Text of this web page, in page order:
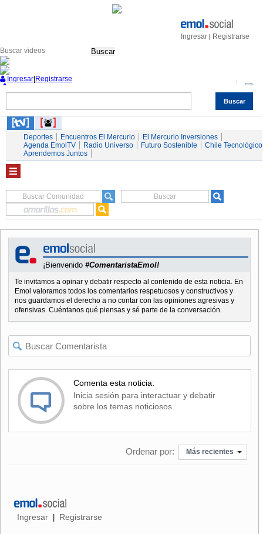
Ingresar | Registrarse
Buscar
Buscar
Ingresar Registrarse
Servicios
Deportes Encuentros El Mercurio
El Mercurio Inversiones
Agenda EmolTV
Radio Universo Futuro Sostenible
Chile Tecnológico
Aprendemos Juntos
¡Bienvenido #ComentaristaEmol!
Te invitamos a opinar y debatir respecto al contenido de esta noticia. En
Emol valoramos todos los comentarios respetuosos y constructivos y
nos guardamos el derecho a no contar con las opiniones agresivas y
ofensivas. Cuéntanos qué piensas y sé parte de la conversación.
Comenta esta noticia:
Inicia sesión para interactuar y debatir
sobre los temas noticiosos.
Ordenar por: Más recientes
Ingresar | Registrarse